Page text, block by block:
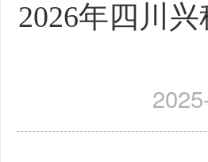
2026年四川